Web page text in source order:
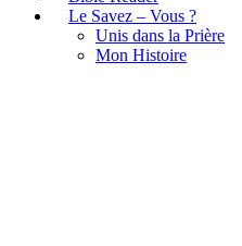
Le Savez – Vous ?
Unis dans la Prière
Mon Histoire